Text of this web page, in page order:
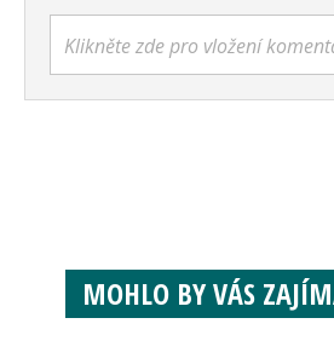
Klikněte zde pro vložení
MOHLO BY VÁS